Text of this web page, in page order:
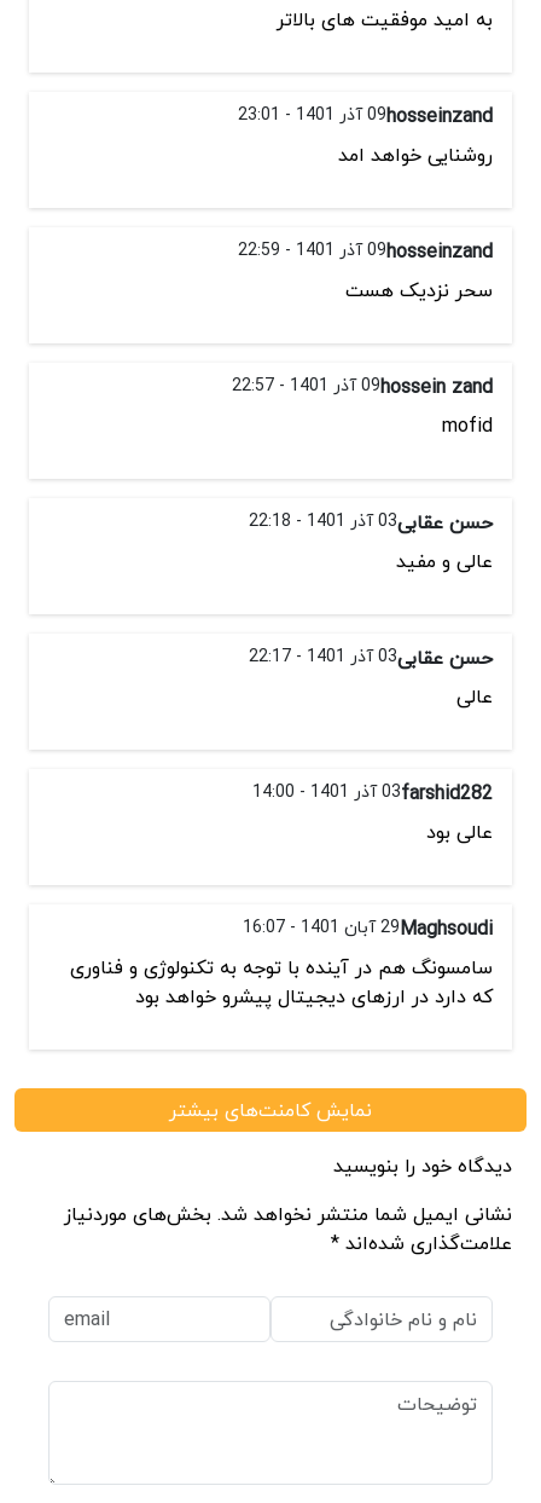
به امید موفقیت های بالاتر
hosseinzand09 آذر 1401 - 23:01
روشنایی خواهد امد
hosseinzand09 آذر 1401 - 22:59
سحر نزدیک هست
hossein zand09 آذر 1401 - 22:57
mofid
حسن عقابی03 آذر 1401 - 22:18
عالی و مفید
حسن عقابی03 آذر 1401 - 22:17
عالی
farshid28203 آذر 1401 - 14:00
عالی بود
Maghsoudi29 آبان 1401 - 16:07
سامسونگ هم در آینده با توجه به تکنولوژی و فناوری
که دارد در ارزهای دیجیتال پیشرو خواهد بود
نمایش کامنت‌های بیشتر
دیدگاه خود را بنویسید
نشانی ایمیل شما منتشر نخواهد شد. بخش‌های موردنیاز
علامت‌گذاری شده‌اند *